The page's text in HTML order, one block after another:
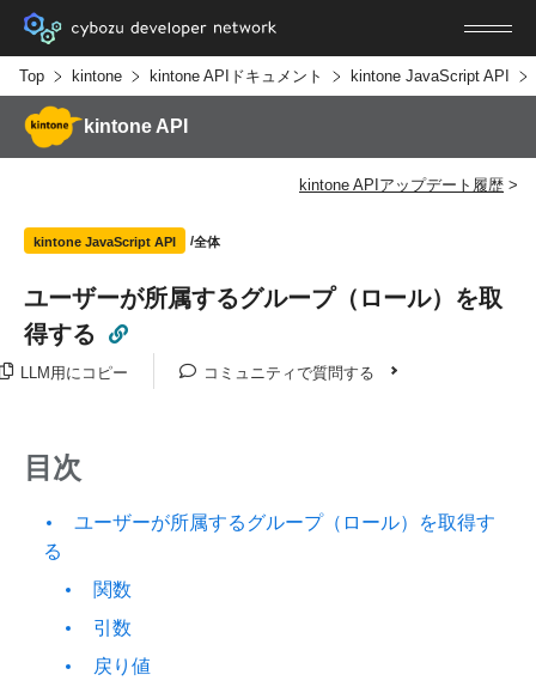
Top kintone kintone APIドキュメント kintone JavaScript API
kintone API
kintone APIアップデート履歴
kintone JavaScript API 全体
ユーザーが所属するグループ（ロール）を取
得する
LLM用にコピー コミュニティで質問する
目次
ユーザーが所属するグループ（ロール）を取得す
る
関数
引数
戻り値